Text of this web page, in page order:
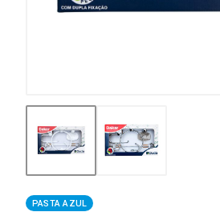
PASTA AZUL